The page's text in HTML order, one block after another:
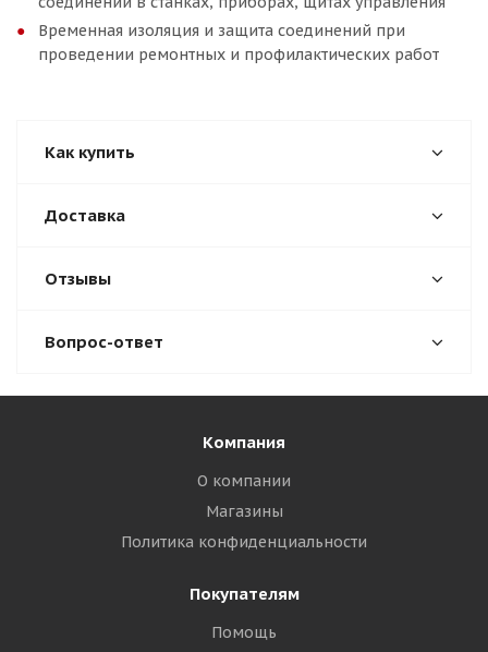
Временная изоляция и защита соединений при
проведении ремонтных и профилактических работ
Как купить
Доставка
Отзывы
Вопрос-ответ
Компания
О компании
Магазины
Политика конфиденциальности
Покупателям
Помощь